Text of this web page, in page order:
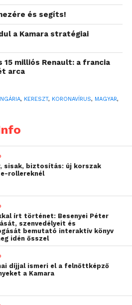
emellett a szervezet a már
szállítására használja a
között. Az autók
modellek egyaránt
és kishaszonjármű
fennálló
van
segítségre.
ebben az
csak közös
valódi
elérni. Mi
ebből
kivenni a
hogy
az első
és segíts!
a Kamara stratégiai
15 milliós Renault: a francia
arca
, KERESZT, KORONAVÍRUS, MAGYAR,
sisak, biztosítás: új korszak
rollereknél
írt történet: Besenyei Péter
szenvedélyeit és
bemutató interaktív könyv
idén ősszel
díjjal ismeri el a felnőttképző
a Kamara